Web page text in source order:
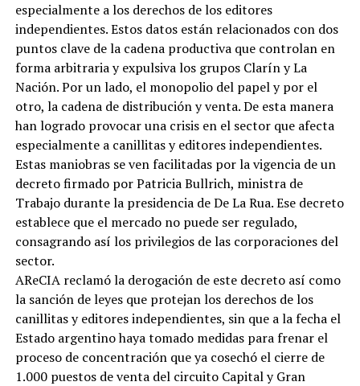
especialmente a los derechos de los editores
independientes. Estos datos están relacionados con dos
puntos clave de la cadena productiva que controlan en
forma arbitraria y expulsiva los grupos Clarín y La
Nación. Por un lado, el monopolio del papel y por el
otro, la cadena de distribución y venta. De esta manera
han logrado provocar una crisis en el sector que afecta
especialmente a canillitas y editores independientes.
Estas maniobras se ven facilitadas por la vigencia de un
decreto firmado por Patricia Bullrich, ministra de
Trabajo durante la presidencia de De La Rua. Ese decreto
establece que el mercado no puede ser regulado,
consagrando así los privilegios de las corporaciones del
sector.
AReCIA reclamó la derogación de este decreto así como
la sanción de leyes que protejan los derechos de los
canillitas y editores independientes, sin que a la fecha el
Estado argentino haya tomado medidas para frenar el
proceso de concentración que ya cosechó el cierre de
1.000 puestos de venta del circuito Capital y Gran